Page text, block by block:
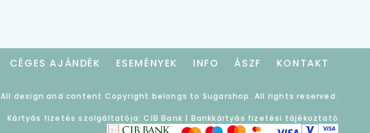
CÉGES AJÁNDÉK ESEMÉNYEK INFO ÁSZF KONTAKT
All design and content Copyright belongs to Sugarshop. All rights reserved.
Kártyás fizetés szolgáltatója: CIB Bank | Bankkártyás fizetési tájékoztató